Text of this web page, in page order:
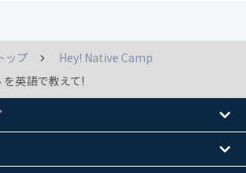
ップ
Hey! Native Camp
英語で教えて!